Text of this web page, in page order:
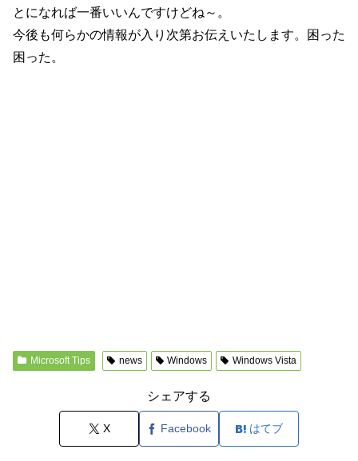
とになれば一番いいんですけどね～。
今後も何らかの情報が入り次第お伝えいたします。困った
困った。
Microsoft Tips news Windows Windows Vista
シェアする
X Facebook はてブ